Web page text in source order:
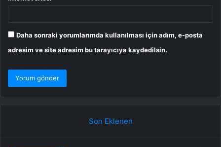
Daha sonraki yorumlarımda kullanılması için adım, e-posta
adresim ve site adresim bu tarayıcıya kaydedilsin.
Son Eklenen